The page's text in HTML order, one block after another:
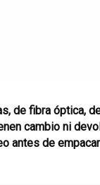
de fibra óptica,
cambio ni
antes de